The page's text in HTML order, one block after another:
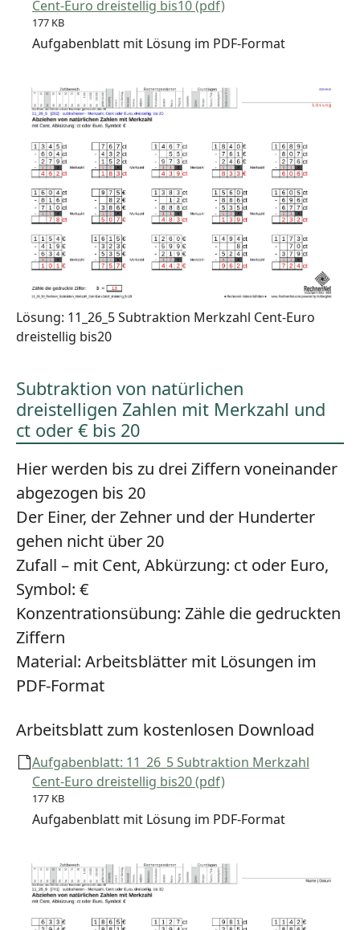
Cent-Euro dreistellig bis10 (pdf)
177 KB
Aufgabenblatt mit Lösung im PDF-Format
Lösung: 11_26_5 Subtraktion Merkzahl Cent-Euro
dreistellig bis20
Subtraktion von natürlichen
dreistelligen Zahlen mit Merkzahl und
ct oder € bis 20
Hier werden bis zu drei Ziffern voneinander
abgezogen bis 20
Der Einer, der Zehner und der Hunderter
gehen nicht über 20
Zufall – mit Cent, Abkürzung: ct oder Euro,
Symbol: €
Konzentrationsübung: Zähle die gedruckten
Ziffern
Material: Arbeitsblätter mit Lösungen im
PDF-Format
Arbeitsblatt zum kostenlosen Download
Aufgabenblatt: 11_26_5 Subtraktion Merkzahl
Cent-Euro dreistellig bis20 (pdf)
177 KB
Aufgabenblatt mit Lösung im PDF-Format